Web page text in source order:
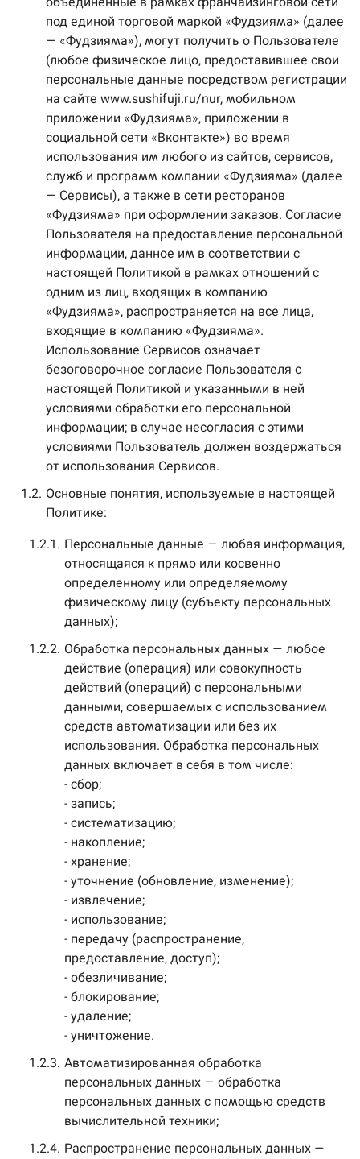
под единой торговой маркой «Фудзияма» (далее
— «Фудзияма»), могут получить о Пользователе
(любое физическое лицо, предоставившее свои
персональные данные посредством регистрации
на сайте www.sushifuji.ru/nur, мобильном
приложении «Фудзияма», приложении в
социальной сети «Вконтакте») во время
использования им любого из сайтов, сервисов,
служб и программ компании «Фудзияма» (далее
— Сервисы), а также в сети ресторанов
«Фудзияма» при оформлении заказов. Согласие
Пользователя на предоставление персональной
информации, данное им в соответствии с
настоящей Политикой в рамках отношений с
одним из лиц, входящих в компанию
«Фудзияма», распространяется на все лица,
входящие в компанию «Фудзияма».
Использование Сервисов означает
безоговорочное согласие Пользователя с
настоящей Политикой и указанными в ней
условиями обработки его персональной
информации; в случае несогласия с этими
условиями Пользователь должен воздержаться
от использования Сервисов.
1.2. Основные понятия, используемые в настоящей
Политике:
1.2.1. Персональные данные — любая информация,
относящаяся к прямо или косвенно
определенному или определяемому
физическому лицу (субъекту персональных
данных);
1.2.2. Обработка персональных данных — любое
действие (операция) или совокупность
действий (операций) с персональными
данными, совершаемых с использованием
средств автоматизации или без их
использования. Обработка персональных
данных включает в себя в том числе:
- сбор;
- запись;
- систематизацию;
- накопление;
- хранение;
- уточнение (обновление, изменение);
- извлечение;
- использование;
- передачу (распространение,
предоставление, доступ);
- обезличивание;
- блокирование;
- удаление;
- уничтожение.
1.2.3. Автоматизированная обработка
персональных данных — обработка
персональных данных с помощью средств
вычислительной техники;
1.2.4. Распространение персональных данных —